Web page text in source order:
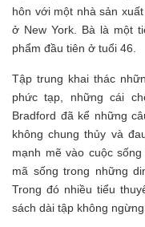
hôn với một nhà sản
ở New York. Bà là một
phẩm đầu tiên ở tuổi 46.
Tập trung khai thác
phức tạp, những cái
Bradford đã kể những
không chung thủy và
mạnh mẽ vào cuộc
mã sống trong những
Trong đó nhiều tiểu
sách dài tập không